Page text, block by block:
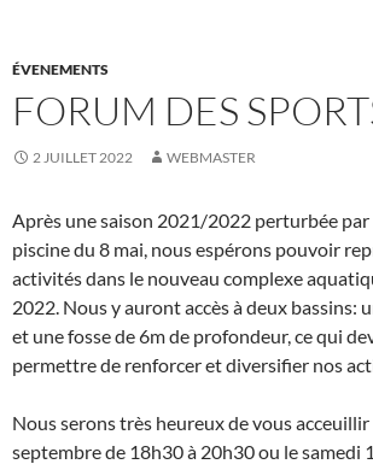
ÉVENEMENTS
FORUM DES
2 JUILLET 2022 WEBMASTER
Après une saison 2021/2022 perturbée
piscine du 8 mai, nous espérons pouvoir
activités dans le nouveau complexe
2022. Nous y auront accès à deux bassins:
et une fosse de 6m de profondeur, ce qui
permettre de renforcer et diversifier nos
Nous serons très heureux de vous
septembre de 18h30 à 20h30 ou le samedi